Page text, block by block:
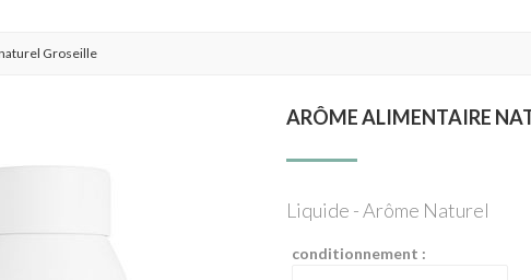
Groseille
ARÔME ALIMENTAIRE
Liquide - Arôme Naturel
conditionnement :